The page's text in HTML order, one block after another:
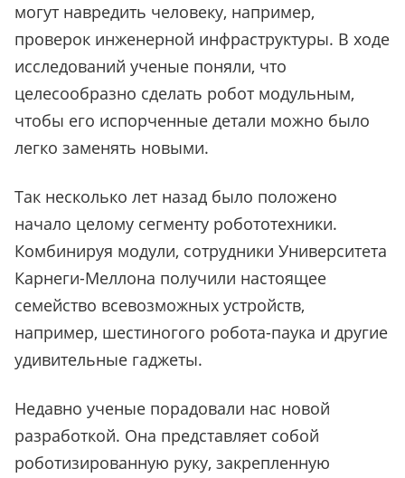
могут навредить человеку, например,
проверок инженерной инфраструктуры. В ходе
исследований ученые поняли, что
целесообразно сделать робот модульным,
чтобы его испорченные детали можно было
легко заменять новыми.
Так несколько лет назад было положено
начало целому сегменту робототехники.
Комбинируя модули, сотрудники Университета
Карнеги-Меллона получили настоящее
семейство всевозможных устройств,
например, шестиногого робота-паука и другие
удивительные гаджеты.
Недавно ученые порадовали нас новой
разработкой. Она представляет собой
роботизированную руку, закрепленную